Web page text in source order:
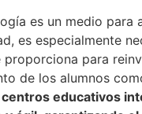
es un medio para
es especialmente
proporciona para
de los alumnos
centros educativos